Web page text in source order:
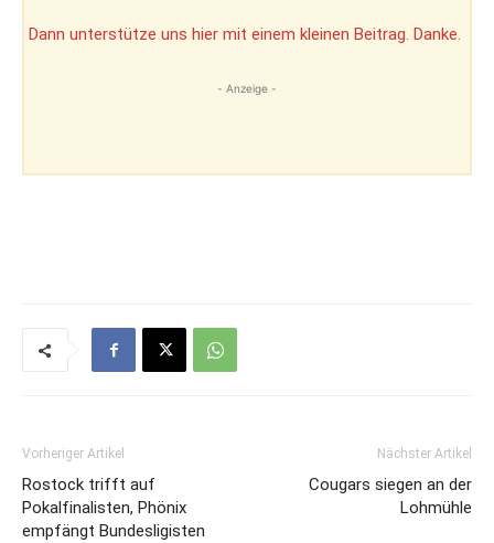
Dann unterstütze uns hier mit einem kleinen Beitrag. Danke.
- Anzeige -
Vorheriger Artikel
Rostock trifft auf
Pokalfinalisten, Phönix
empfängt Bundesligisten
Nächster Artikel
Cougars siegen an der
Lohmühle